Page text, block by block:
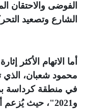
الفوضى والاحتقان
الشارع وتصعيد
أما الاتهام الأكثر
محمود شعبان، الذي
و2021"، حيث